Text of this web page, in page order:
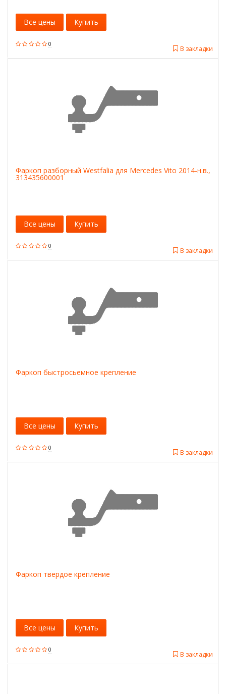
0
В закладки
Все цены Купить
Фаркоп разборный Westfalia для Mercedes Vito 2014-н.в.,
313435600001
0
В закладки
Все цены Купить
Фаркоп быстросьемное крепление
0
В закладки
Все цены Купить
Фаркоп твердое крепление
0
В закладки
Все цены Купить